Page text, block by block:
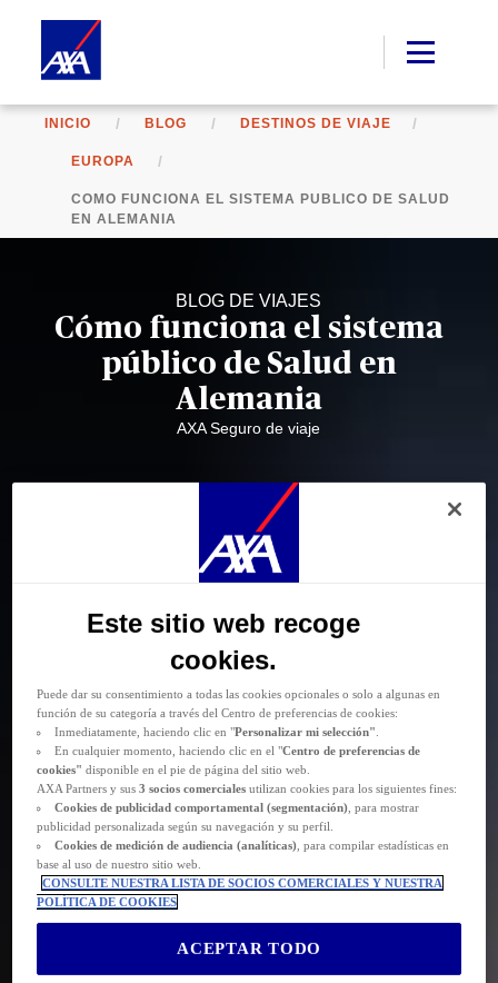
INICIO BLOG DESTINOS DE VIAJE
EUROPA
COMO FUNCIONA EL SISTEMA PUBLICO DE SALUD
EN ALEMANIA
BLOG DE VIAJES
Cómo funciona el sistema
público de Salud en
Alemania
AXA Seguro de viaje
Este sitio web recoge
cookies.
Durante la navegación por este sitio web se depositan
(estrictamente necesarias). También puede consentir el depósito de
cookies opcionales, ya sea por parte de AXA Partners o de terceros proveedores,
para los fines descritos a continuación.
la navegación por el sitio web. AXA Partners o terceros proveedores pueden
depositar cookies opcionales para los fines que se indican a continuación.
aceptarorechazarel
Puede dar su consentimiento a todas las cookies opcionales o solo a algunas en
función de su categoría a través del Centro de preferencias de cookies:
Inmediatamente, haciendo clic en "Personalizar mi selección"
En cualquier momento, haciendo clic en el "Centro de preferencias de
cookies" disponible en el pie de página del sitio web.
AXA Partners y sus3 socios comerciales utilizan cookies para los siguientes fines:
Cookies de publicidad comportamental (segmentación), para mostrar
publicidad personalizada según su navegación y su perfil.
Cookies de medición de audiencia (analíticas), para compilar estadísticas en
base al uso de nuestro sitio web.
CONSULTE NUESTRA LISTA DE SOCIOS COMERCIALES Y NUESTRA
POLÍTICA DE COOKIES
ACEPTAR TODO